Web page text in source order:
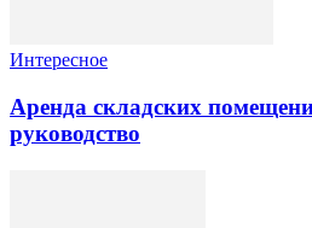
Интересное
Аренда складских
руководство